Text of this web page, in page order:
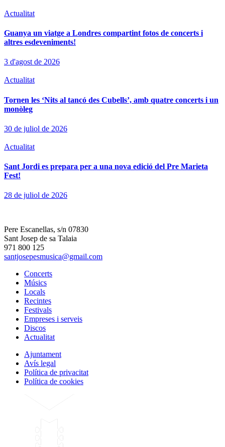
Actualitat
Guanya un viatge a Londres compartint fotos de concerts i
altres esdeveniments!
3 d'agost de 2026
Actualitat
Tornen les ‘Nits al tancó des Cubells’, amb quatre concerts i un
monòleg
30 de juliol de 2026
Actualitat
Sant Jordi es prepara per a una nova edició del Pre Marieta
Fest!
28 de juliol de 2026
Pere Escanellas, s/n 07830
Sant Josep de sa Talaia
971 800 125
santjosepesmusica@gmail.com
Concerts
Músics
Locals
Recintes
Festivals
Empreses i serveis
Discos
Actualitat
Ajuntament
Avís legal
Política de privacitat
Política de cookies